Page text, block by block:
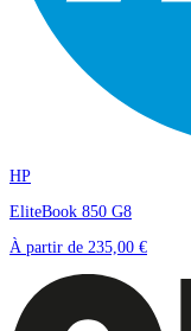
HP
EliteBook 850 G8
À partir de 235,00 €